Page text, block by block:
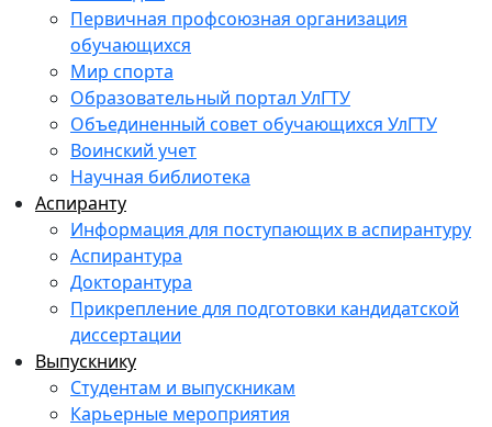
Первичная профсоюзная организация
обучающихся
Мир спорта
Образовательный портал УлГТУ
Объединенный совет обучающихся УлГТУ
Воинский учет
Научная библиотека
Аспиранту
Информация для поступающих в аспирантуру
Аспирантура
Докторантура
Прикрепление для подготовки кандидатской
диссертации
Выпускнику
Студентам и выпускникам
Карьерные мероприятия